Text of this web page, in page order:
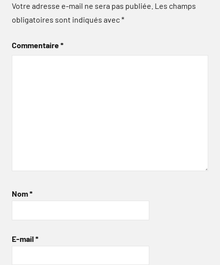
Votre adresse e-mail ne sera pas publiée. Les champs
obligatoires sont indiqués avec*
Commentaire*
Nom*
E-mail *